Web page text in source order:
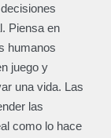
Piensa en
humanos
juego y
una vida. Las
las
como lo hace